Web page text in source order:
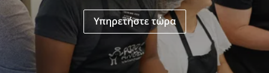
Υπηρετήστε τώρα